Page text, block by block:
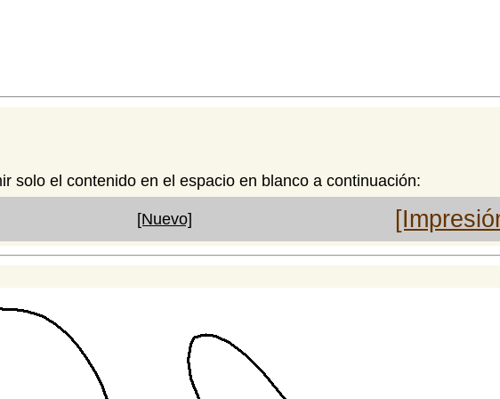
solo el contenido en el espacio en blanco a continuación:
[Nuevo]